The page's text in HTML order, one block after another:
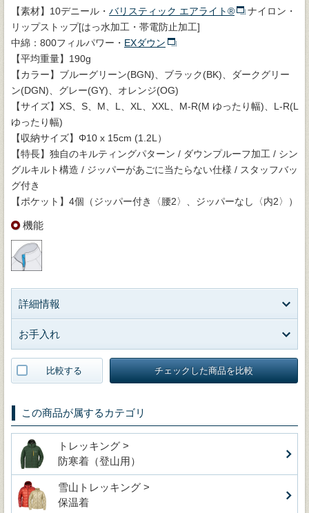
【素材】10デニール・ バリスティック エアライト®
ナイロン・
リップストップ[はっ水加工・帯電防止加工]
中綿：800フィルパワー・ EXダウン
【平均重量】190g
【カラー】ブルーグリーン(BGN)、ブラック(BK)、ダークグリー
ン(DGN)、グレー(GY)、オレンジ(OG)
【サイズ】XS、S、M、L、XL、XXL、M-R(M ゆったり幅)、L-R(L
ゆったり幅)
【収納サイズ】Φ10 x 15cm (1.2L）
【特長】独自のキルティングパターン / ダウンプルーフ加工 / シン
グルキルト構造 / ジッパーがあごに当たらない仕様 / スタッフバッ
グ付き
【ポケット】4個（ジッパー付き〈腰2〉、ジッパーなし〈内2〉）
機能
詳細情報
お手入れ
比較する チェックした商品を比較
この商品が属するカテゴリ
トレッキング >
防寒着（登山用）
雪山トレッキング >
保温着